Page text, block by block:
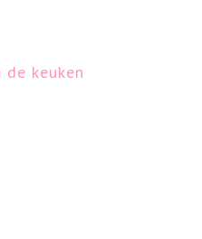
keuken